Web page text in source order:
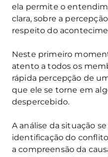
ela permite o
clara, sobre a
respeito do
Neste primeiro
atento a todos os
rápida percepção de
que ele se torne em
despercebido.
A análise da situação
identificação do
a compreensão da